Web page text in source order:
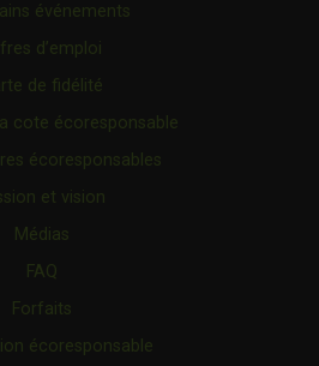
événements
d’emploi
de fidélité
cote écoresponsable
écoresponsables
et vision
Médias
FAQ
Forfaits
écoresponsable